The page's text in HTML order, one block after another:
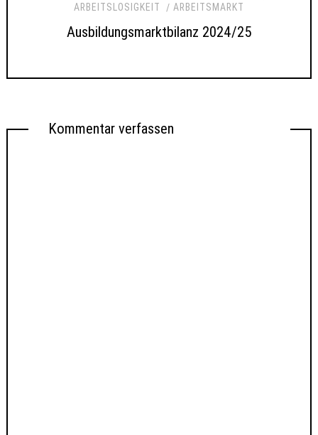
ARBEITSLOSIGKEIT
ARBEITSMARKT
Ausbildungsmarktbilanz 2024/25
Kommentar verfassen